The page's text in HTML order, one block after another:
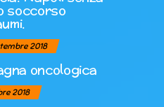
soccorso
2018
oncologica
2018